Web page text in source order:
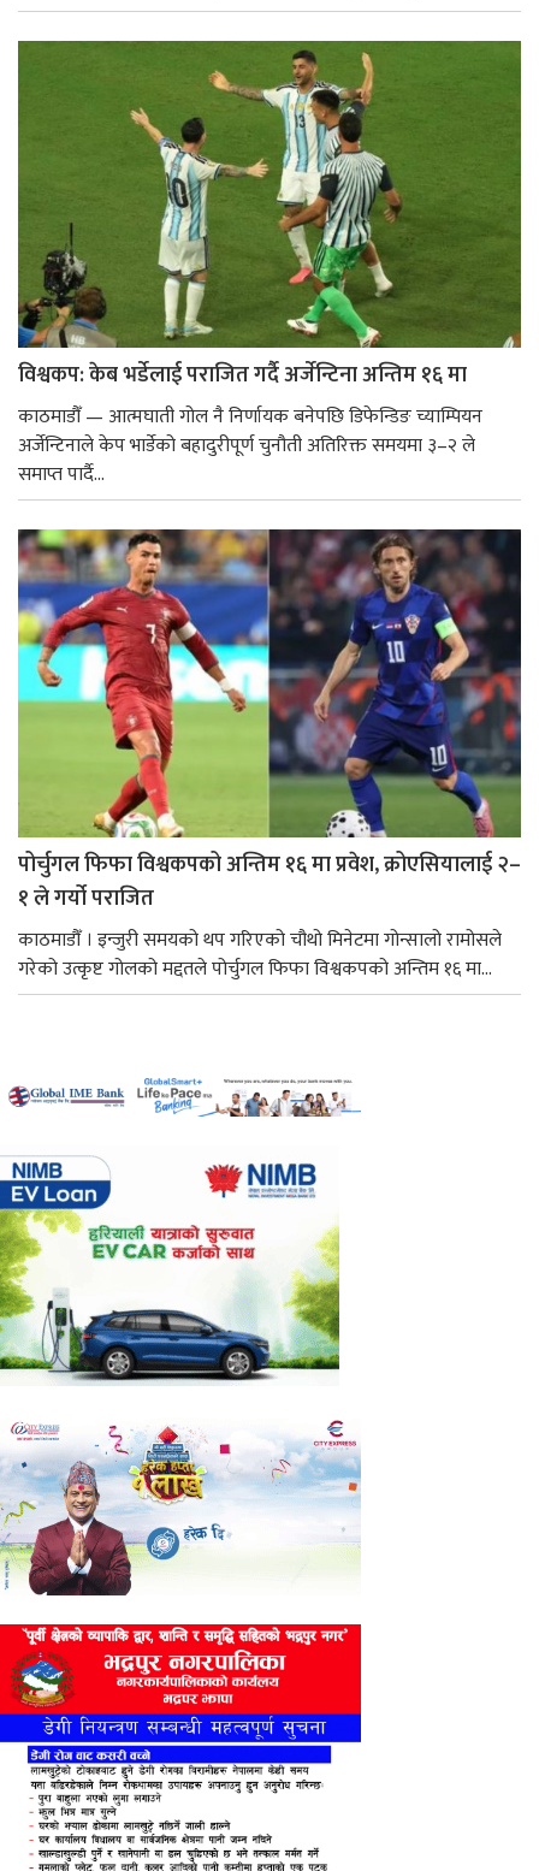
विश्वकप: केब भर्डेलाई पराजित गर्दै अर्जेन्टिना अन्तिम १६ मा
काठमाडौँ — आत्मघाती गोल नै निर्णायक बनेपछि डिफेन्डिङ च्याम्पियन
अर्जेन्टिनाले केप भार्डेको बहादुरीपूर्ण चुनौती अतिरिक्त समयमा ३–२ ले
समाप्त पार्दै...
पोर्चुगल फिफा विश्वकपको अन्तिम १६ मा प्रवेश, क्रोएसियालाई २–
१ ले गर्यो पराजित
काठमाडौँ । इन्जुरी समयको थप गरिएको चौथो मिनेटमा गोन्सालो रामोसले
गरेको उत्कृष्ट गोलको मद्दतले पोर्चुगल फिफा विश्वकपको अन्तिम १६ मा...